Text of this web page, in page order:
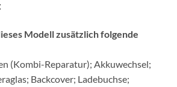
:
Modell zusätzlich folgende
(Kombi-Reparatur); Akkuwechsel;
Backcover; Ladebuchse;